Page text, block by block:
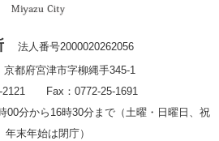
法人番号2000020262056
都府宮津市字柳縄手345-1
2121 Fax：0772-25-1691
00分から16時30分まで（土曜・日曜日、祝
年末年始は閉庁）